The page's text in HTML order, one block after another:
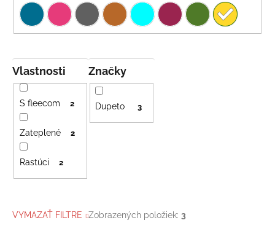
Značky
Dupeto 3
Vlastnosti
S fleecom 2
Zateplené 2
Rastúci 2
VYMAZAŤ FILTRE Zobrazených položiek: 3